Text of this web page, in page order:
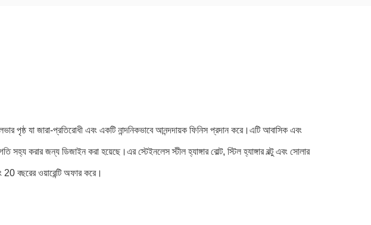
পৃষ্ঠ যা জারা-প্রতিরোধী এবং একটি নান্দনিকভাবে আনন্দদায়ক ফিনিস প্রদান করে।এটি আবাসিক এবং
করার জন্য ডিজাইন করা হয়েছে।এর স্টেইনলেস স্টীল হ্যাঙ্গার বোল্ট, স্টিল হ্যাঙ্গার বল্টু এবং সোলার
বছরের ওয়ারেন্টি অফার করে।